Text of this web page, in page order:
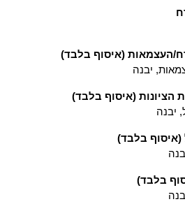
העצמאות (איסוף בלבד)
הציונות (איסוף בלבד)
(איסוף בלבד)
בלבד)